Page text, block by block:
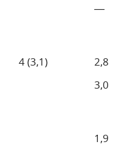
―
4 (3,1)
2,8
3,0
1,9